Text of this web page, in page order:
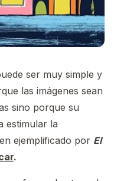
ser muy simple y
las imágenes sean
sino porque su
estimular la
ejemplificado por El
.